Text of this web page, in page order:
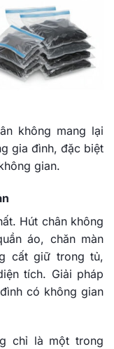
không mang lại
gia đình, đặc biệt
gian.
Hút chân không
áo, chăn màn
cất giữ trong tủ,
tích. Giải pháp
có không gian
chỉ là một trong